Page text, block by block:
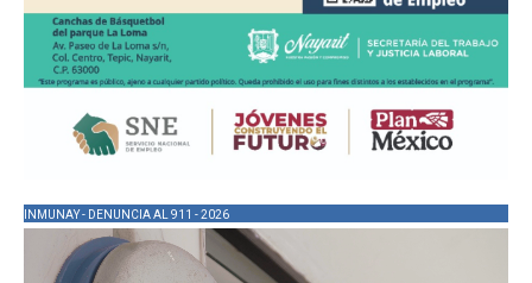
INMUNAY - DENUNCIA AL 911 - 2026